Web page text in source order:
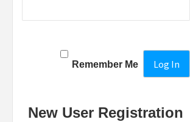
Remember Me
New User Registration